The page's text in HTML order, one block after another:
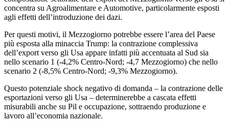
concentra su Agroalimentare e Automotive, particolarmente esposti
agli effetti dell’introduzione dei dazi.
Per questi motivi, il Mezzogiorno potrebbe essere l’area del Paese
più esposta alla minaccia Trump: la contrazione complessiva
dell’export verso gli Usa appare infatti più accentuata al Sud sia
nello scenario 1 (-4,2% Centro-Nord; -4,7 Mezzogiorno) che nello
scenario 2 (-8,5% Centro-Nord; -9,3% Mezzogiorno).
Questo potenziale shock negativo di domanda – la contrazione delle
esportazioni verso gli Usa – determinerebbe a cascata effetti
misurabili anche su Pil e occupazione, sottraendo produzione e
lavoro all’economia nazionale.